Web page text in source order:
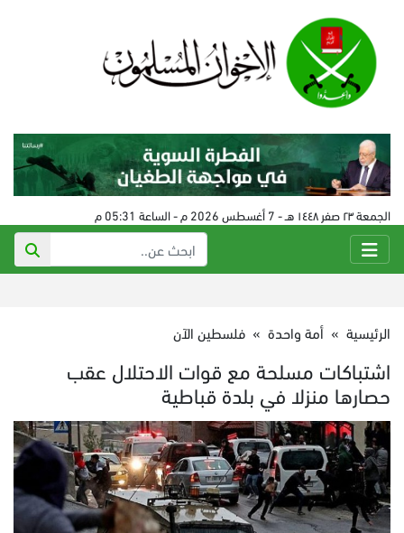
الجمعة ٢٣ صفر ١٤٤٨ هـ - 7 أغسطس 2026 م - الساعة 05:31 م
الرئيسية » أمة واحدة » فلسطين الآن
اشتباكات مسلحة مع قوات الاحتلال عقب
حصارها منزلا في بلدة قباطية